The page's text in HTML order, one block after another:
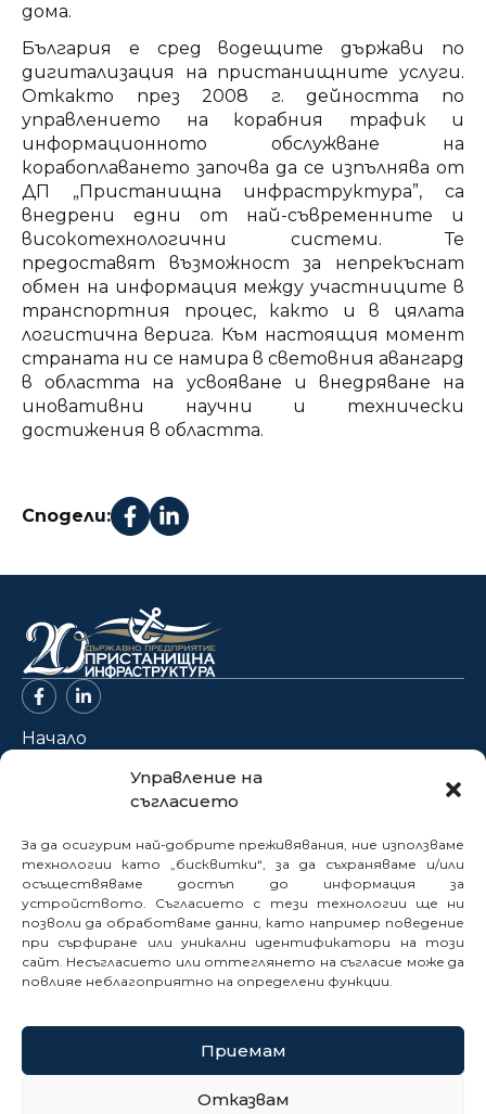
Управление на
съгласието
За да осигурим най-добрите преживявания, ние използваме
технологии като „бисквитки“, за да съхраняваме и/или
осъществяваме достъп до информация за
устройството. Съгласието с тези технологии ще ни
позволи да обработваме данни, като например поведение
при сърфиране или уникални идентификатори на този
сайт. Несъгласието или оттеглянето на съгласие може да
повлияе неблагоприятно на определени функции.
Приемам
Отказвам
дома.
България е сред водещите държави по
дигитализация на пристанищните услуги.
Откакто през 2008 г. дейността по
управлението на корабния трафик и
информационното обслужване на
корабоплаването започва да се изпълнява от
ДП „Пристанищна инфраструктура”, са
внедрени едни от най-съвременните и
високотехнологични системи. Те
предоставят възможност за непрекъснат
обмен на информация между участниците в
транспортния процес, както и в цялата
логистична верига. Към настоящия момент
страната ни се намира в световния авангард
в областта на усвояване и внедряване на
иновативни научни и технически
достижения в областта.
Сподели:
Начало
Новини
Нормативна база
Електронни услуги
Профил на купувача
Кариери
Контакти